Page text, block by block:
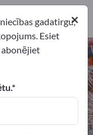
1
Ražotājs
×
gadatirgu,
Esiet